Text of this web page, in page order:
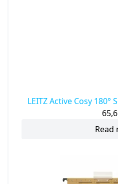
LEITZ Active Cosy
Read